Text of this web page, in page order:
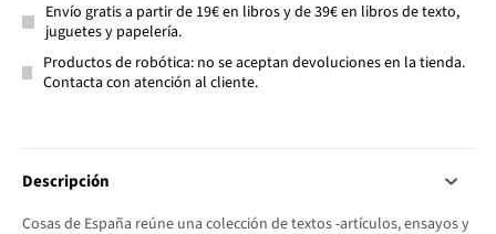
Envío gratis a partir de 19€ en libros y de 39€ en libros de texto,
juguetes y papelería.
Productos de robótica: no se aceptan devoluciones en la tienda.
Contacta con atención al cliente.
Descripción
Cosas de España reúne una colección de textos -artículos, ensayos y